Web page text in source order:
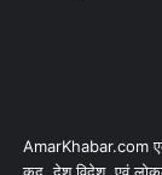
AmarKhabar.com एक